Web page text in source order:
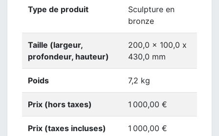
Type de produit
Sculpture en
bronze
Taille (largeur,
profondeur, hauteur)
200,0 x 100,0 x
430,0 mm
Poids 7,2 kg
Prix (hors taxes) 1 000,00 €
Prix (taxes incluses) 1 000,00 €